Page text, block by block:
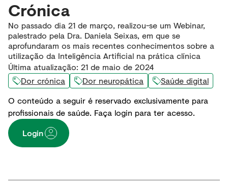
Crónica
No passado dia 21 de março, realizou-se um Webinar,
palestrado pela Dra. Daniela Seixas, em que se
aprofundaram os mais recentes conhecimentos sobre a
utilização da Inteligência Artificial na prática clínica
Última atualização: 21 de maio de 2024
Dor crónica
Dor neuropática
Saúde digital
O conteúdo a seguir é reservado exclusivamente para
profissionais de saúde. Faça login para ter acesso.
Login